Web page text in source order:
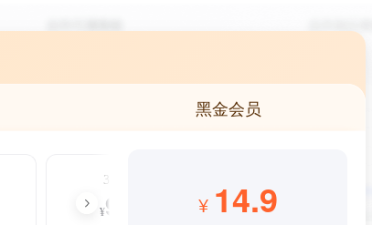
黑金会员
3个月
¥99 ¥ 14.9